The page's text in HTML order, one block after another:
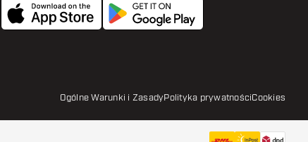
DODAJ DO KOSZYKA
Ogólne Warunki i ZasadyPolityka prywatnościCookies